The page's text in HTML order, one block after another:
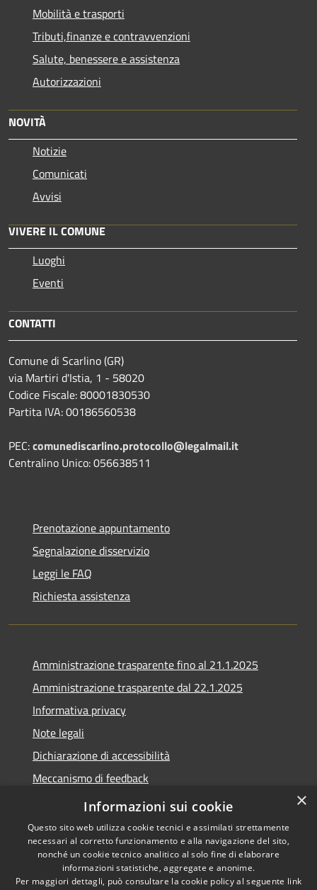
Mobilità e trasporti
Tributi,finanze e contravvenzioni
Salute, benessere e assistenza
Autorizzazioni
NOVITÀ
Notizie
Comunicati
Avvisi
VIVERE IL COMUNE
Luoghi
Eventi
CONTATTI
Comune di Scarlino (GR)
via Martiri d'Istia, 1 - 58020
Codice Fiscale: 80001830530
Partita IVA: 00186560538
PEC:comunediscarlino.protocollo@legalmail.it
Centralino Unico: 056638511
Prenotazione appuntamento
Segnalazione disservizio
Leggi le FAQ
Richiesta assistenza
Amministrazione trasparente fino al 21.1.2025
Amministrazione trasparente dal 22.1.2025
Informativa privacy
Note legali
Dichiarazione di accessibilità
Meccanismo di feedback
Whistleblowing
Copyright © 2020 •
×
Informazioni sui cookie
Questo sito web utilizza cookie tecnici e assimilati strettamente
necessari al corretto funzionamento e alla navigazione del sito,
nonché un cookie tecnico analitico al solo fine di elaborare
informazioni statistiche, aggregate e anonime.
Per maggiori dettagli, può consultare la cookie policy al seguente link